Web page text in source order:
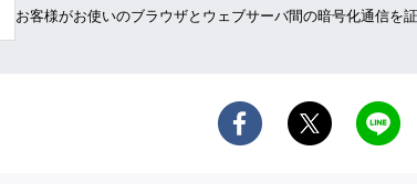
お客様がお使いのブラウザとウェブサーバ間の暗号化通信を